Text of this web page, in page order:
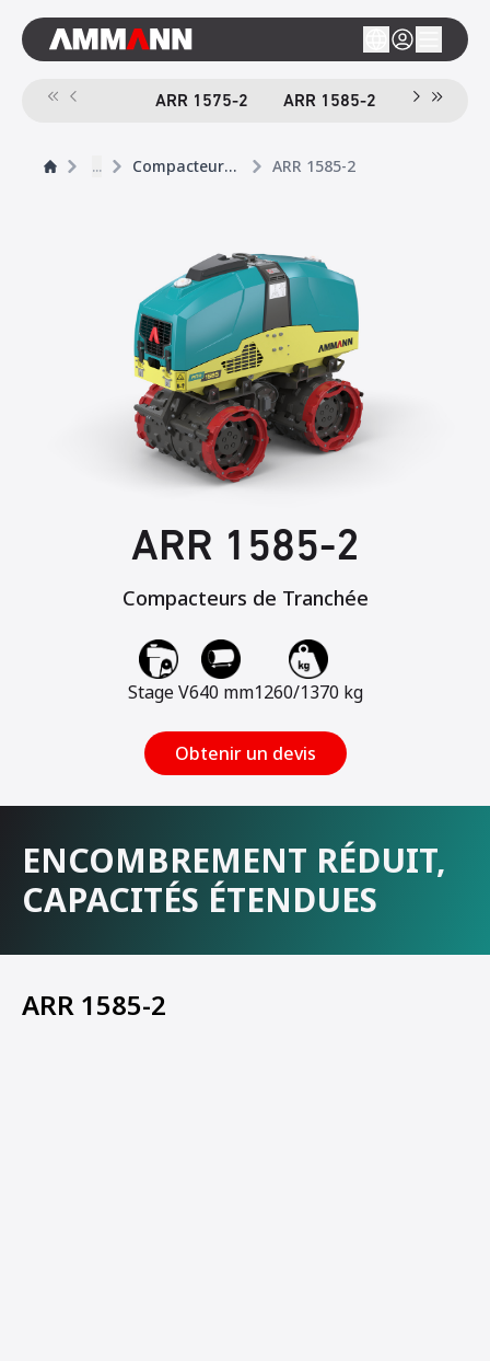
ARR 1575-2 ARR 1585-2
... Compacteurs de Tranchée ARR 1585-2
ARR 1585-2
Compacteurs de Tranchée
Stage V640 mm1260/1370 kg
Obtenir un devis
ENCOMBREMENT RÉDUIT,
CAPACITÉS ÉTENDUES
ARR 1585-2